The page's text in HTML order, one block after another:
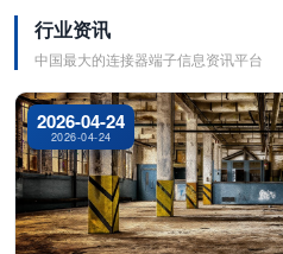
行业资讯
中国最大的连接器端子信息资讯平台
2026-04-24
2026-04-24